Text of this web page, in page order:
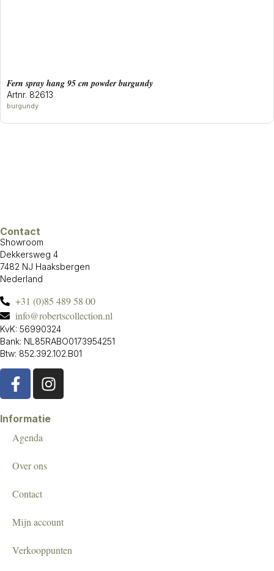
Fern spray hang 95 cm powder burgundy
Artnr. 82613
burgundy
Contact
Showroom
Dekkersweg 4
7482 NJ Haaksbergen
Nederland
+31 (0)85 489 58 00
info@robertscollection.nl
KvK: 56990324
Bank: NL85RABO0173954251
Btw: 852.392.102.B01
Informatie
Agenda
Over ons
Contact
Mijn account
Verkooppunten